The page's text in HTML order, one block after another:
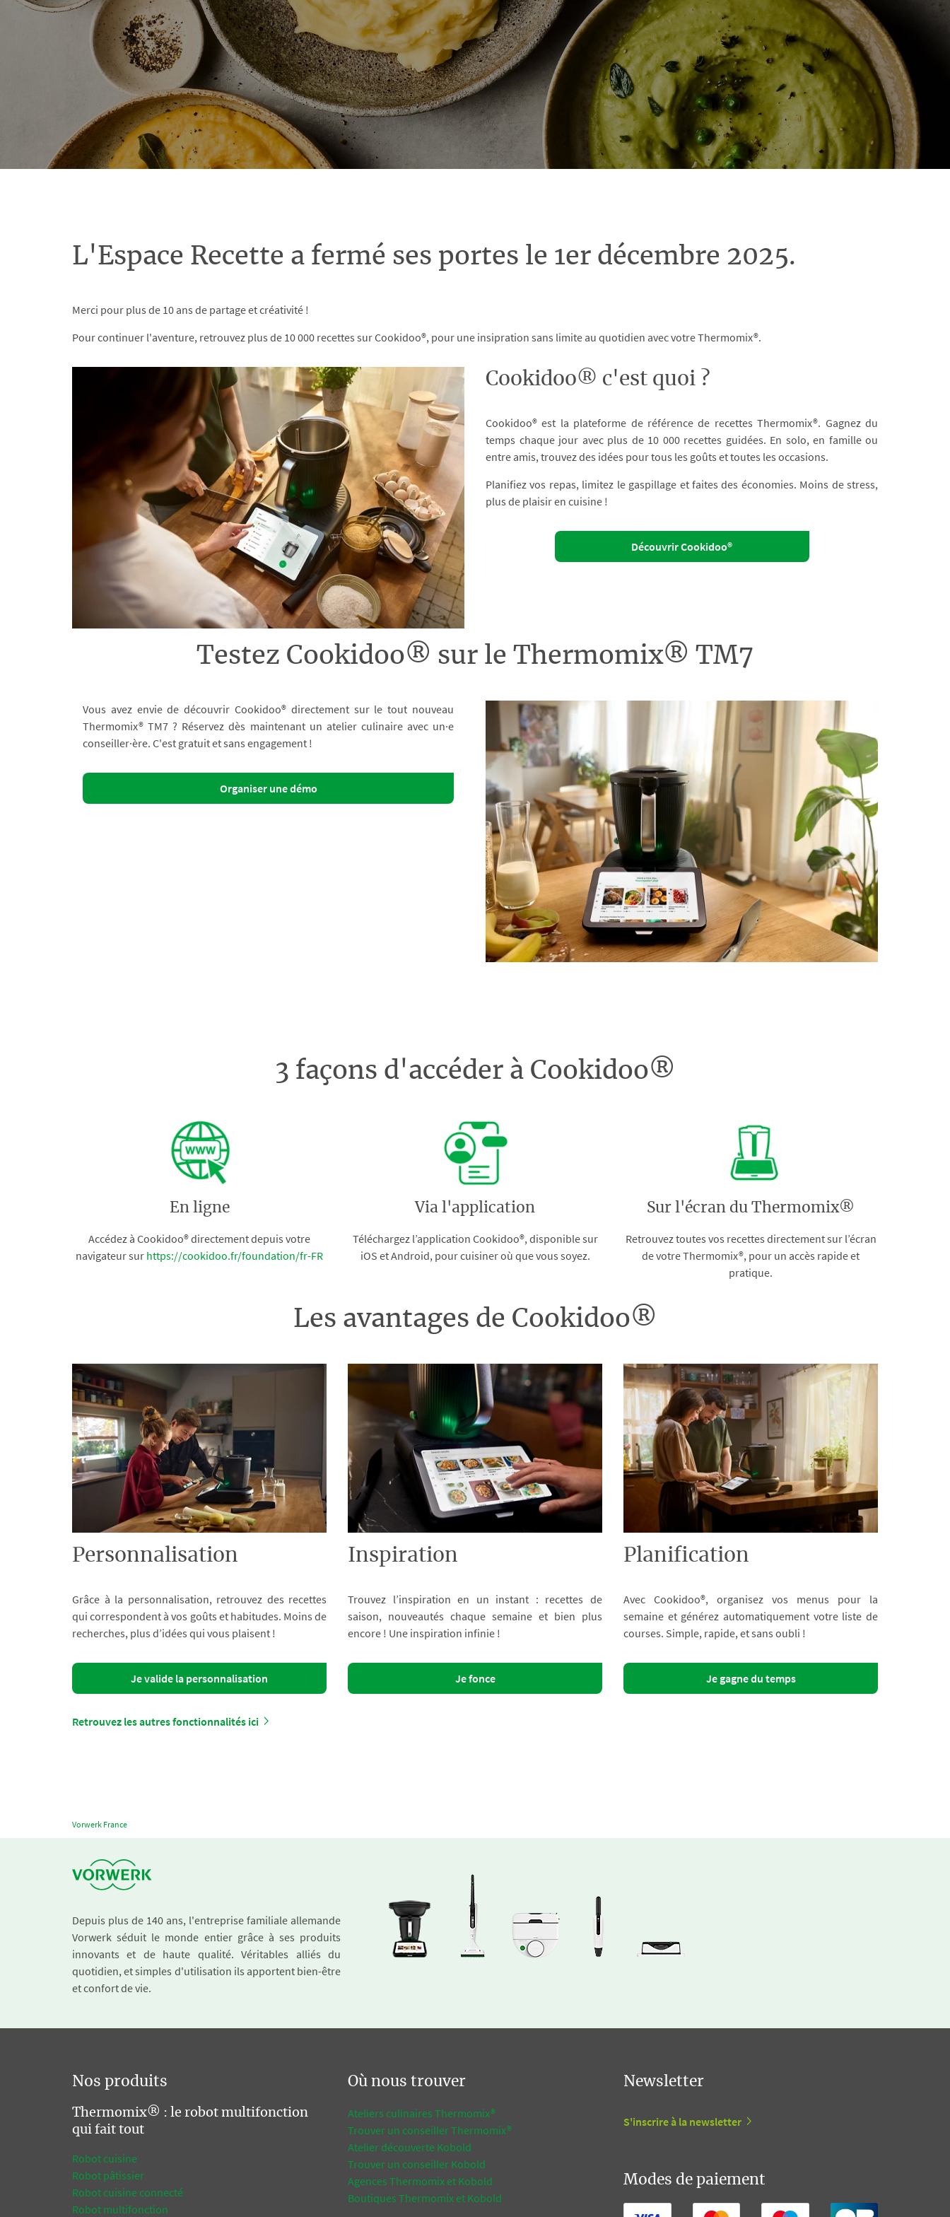
L'Espace Recette a fermé ses portes le 1er décembre 2025.
Merci pour plus de 10 ans de partage et créativité !
Pour continuer l'aventure, retrouvez plus de 10 000 recettes sur Cookidoo®, pour une insipration sans limite au quotidien avec votre Thermomix®.
Cookidoo® c'est quoi ?
Cookidoo® est la plateforme de référence de recettes Thermomix®. Gagnez du
temps chaque jour avec plus de 10 000 recettes guidées. En solo, en famille ou
entre amis, trouvez des idées pour tous les goûts et toutes les occasions.
Planifiez vos repas, limitez le gaspillage et faites des économies. Moins de stress,
plus de plaisir en cuisine !
Découvrir Cookidoo®
Testez Cookidoo® sur le Thermomix® TM7
Vous avez envie de découvrir Cookidoo® directement sur le tout nouveau
Thermomix® TM7 ? Réservez dès maintenant un atelier culinaire avec un·e
conseiller·ère. C'est gratuit et sans engagement !
Organiser une démo
3 façons d'accéder à Cookidoo®
En ligne
Accédez à Cookidoo® directement depuis votre
navigateur sur https://cookidoo.fr/foundation/fr-FR
Via l'application
Téléchargez l’application Cookidoo®, disponible sur
iOS et Android, pour cuisiner où que vous soyez.
Sur l'écran du Thermomix®
Retrouvez toutes vos recettes directement sur l’écran
de votre Thermomix®, pour un accès rapide et
pratique.
Les avantages de Cookidoo®
Personnalisation
Grâce à la personnalisation, retrouvez des recettes
qui correspondent à vos goûts et habitudes. Moins de
recherches, plus d’idées qui vous plaisent !
Je valide la personnalisation
Inspiration
Trouvez l’inspiration en un instant : recettes de
saison, nouveautés chaque semaine et bien plus
encore ! Une inspiration infinie !
Je fonce
Planification
Avec Cookidoo®, organisez vos menus pour la
semaine et générez automatiquement votre liste de
courses. Simple, rapide, et sans oubli !
Je gagne du temps
Retrouvez les autres fonctionnalités ici
Vorwerk France
Depuis plus de 140 ans, l'entreprise familiale allemande
Vorwerk séduit le monde entier grâce à ses produits
innovants et de haute qualité. Véritables alliés du
quotidien, et simples d'utilisation ils apportent bien-être
et confort de vie.
Nos produits
Thermomix® : le robot multifonction
qui fait tout
Robot cuisine
Robot pâtissier
Robot cuisine connecté
Robot multifonction
Où nous trouver
Ateliers culinaires Thermomix®
Trouver un conseiller Thermomix®
Atelier découverte Kobold
Trouver un conseiller Kobold
Agences Thermomix et Kobold
Boutiques Thermomix et Kobold
Newsletter
S'inscrire à la newsletter
Modes de paiement